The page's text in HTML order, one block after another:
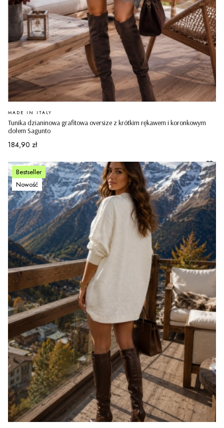
Tunika dzianinowa grafitowa oversize z krótkim rękawem i koronkowym
dołem Sagunto
PRODUCENT
MADE IN ITALY
Cena
184,90 zł
Bestseller
Nowość